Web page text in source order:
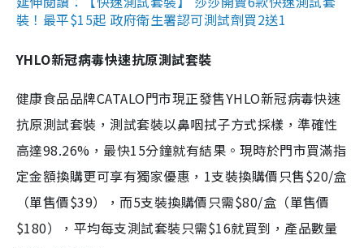
裝！最平$15起 政府衛生署認可測試劑買2送1
YHLO新冠病毒快速抗原測試套裝
健康食品品牌CATALO門市現正發售YHLO新冠病毒快速
抗原測試套裝，測試套裝以鼻咽拭子方式採樣，準確性
高達98.26%，最快15分鐘就有結果。現時於門市買滿指
定金額換購更可享有獨家優惠，1支裝換購價只售$20/盒
（單售價$39），而5支裝換購價只需$80/盒（單售價
$180），平均每支測試套裝只需$16就買到，產品數量